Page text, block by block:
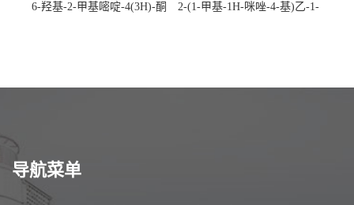
6-羟基-2-甲基嘧啶-4(3H)-酮
2-(1-甲基-1H-咪唑-4-基)乙-1-
导航菜单